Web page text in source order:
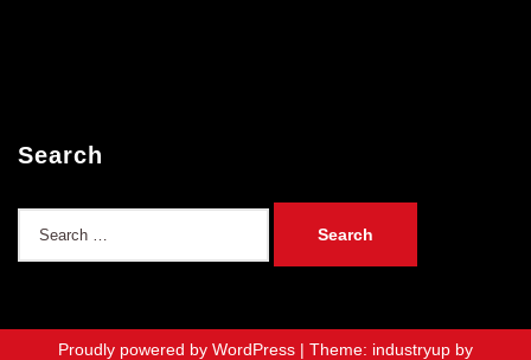
Search
Proudly powered by WordPress | Theme: industryup by